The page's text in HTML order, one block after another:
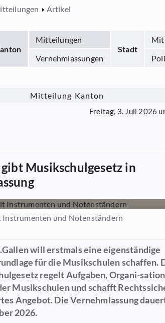
Artikel
Mitteilungen
Stadt
Vernehmlassungen
Mitteilung Kanton
Freitag, 3. Juli 2026
Musikschulgesetz in
Instrumenten und Notenständern
will erstmals eine eigenständige
für die Musikschulen schaffen.
regelt Aufgaben, Organi-
Musikschulen und schafft
Angebot. Die Vernehmlassung
2026.